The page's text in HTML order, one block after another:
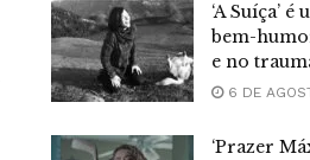
‘A Suíça’
bem-
e no
6 DE
‘Prazer